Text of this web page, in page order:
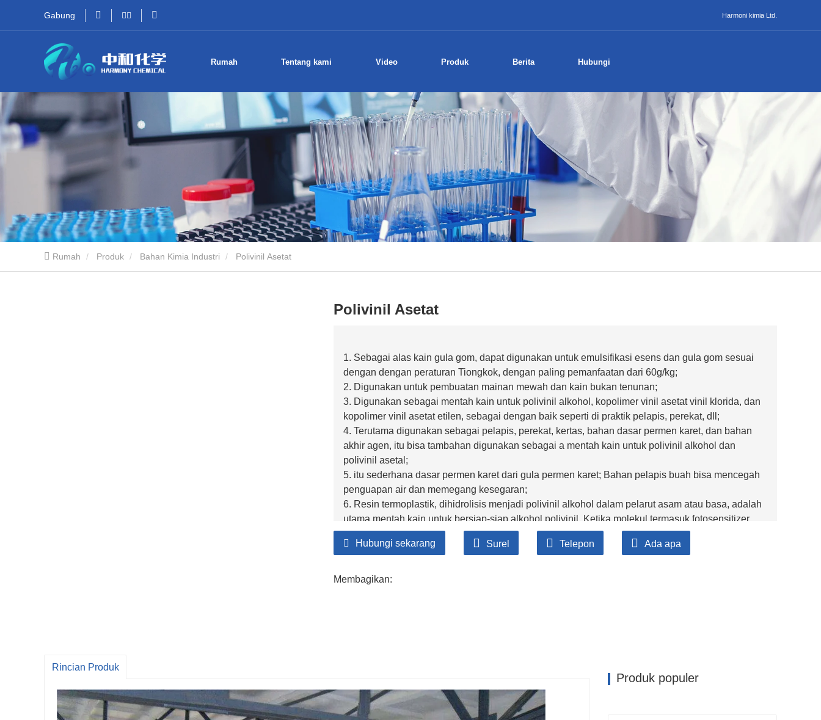
Gabung Harmoni kimia Ltd.
Rumah Tentang kami Video Produk Berita Hubungi
Rumah Produk Bahan Kimia Industri Polivinil Asetat
Polivinil Asetat
1. Sebagai alas kain gula gom, dapat digunakan untuk emulsifikasi esens dan gula gom sesuai
dengan dengan peraturan Tiongkok, dengan paling pemanfaatan dari 60g/kg;
2. Digunakan untuk pembuatan mainan mewah dan kain bukan tenunan;
3. Digunakan sebagai mentah kain untuk polivinil alkohol, kopolimer vinil asetat vinil klorida, dan
kopolimer vinil asetat etilen, sebagai dengan baik seperti di praktik pelapis, perekat, dll;
4. Terutama digunakan sebagai pelapis, perekat, kertas, bahan dasar permen karet, dan bahan
akhir agen, itu bisa tambahan digunakan sebagai a mentah kain untuk polivinil alkohol dan
polivinil asetal;
5. itu sederhana dasar permen karet dari gula permen karet; Bahan pelapis buah bisa mencegah
penguapan air dan memegang kesegaran;
6. Resin termoplastik, dihidrolisis menjadi polivinil alkohol dalam pelarut asam atau basa, adalah
utama mentah kain untuk bersiap-siap alkohol polivinil. Ketika molekul termasuk fotosensitizer,
memang begitu mudah tersinggung ke lembut Dan beruang reaksi dekomposisi di bawah
gerakan dari ultraviolet lembut atau berkas elektron, dipamerkan menguntungkan
berkopolimerisasi dengan
Hubungi sekarang Surel Telepon Ada apa
Membagikan:
Rincian Produk
Produk populer